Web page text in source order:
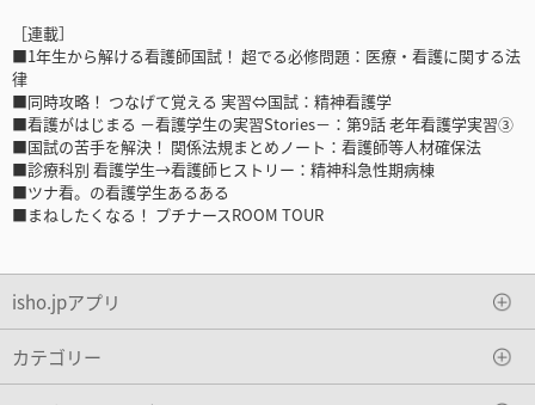
［連載］
■1年生から解ける看護師国試！ 超でる必修問題：医療・看護に関する法
律
■同時攻略！ つなげて覚える 実習⇔国試：精神看護学
■看護がはじまる －看護学生の実習Stories－：第9話 老年看護学実習③
■国試の苦手を解決！ 関係法規まとめノート：看護師等人材確保法
■診療科別 看護学生→看護師ヒストリー：精神科急性期病棟
■ツナ看。の看護学生あるある
■まねしたくなる！ プチナースROOM TOUR
isho.jpアプリ
カテゴリー